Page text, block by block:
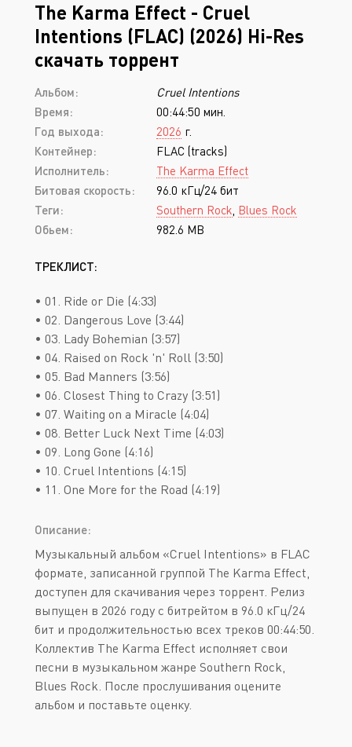
The Karma Effect - Cruel
Intentions (FLAC) (2026) Hi-Res
скачать торрент
Альбом:
Cruel Intentions
Время:
00:44:50 мин.
Год выхода:
2026 г.
Контейнер:
FLAC (tracks)
Исполнитель:
The Karma Effect
Битовая скорость:
96.0 кГц/24 бит
Теги:
Southern Rock Blues Rock
Обьем:
982.6 MB
ТРЕКЛИСТ:
• 01. Ride or Die (4:33)
• 02. Dangerous Love (3:44)
• 03. Lady Bohemian (3:57)
• 04. Raised on Rock 'n' Roll (3:50)
• 05. Bad Manners (3:56)
• 06. Closest Thing to Crazy (3:51)
• 07. Waiting on a Miracle (4:04)
• 08. Better Luck Next Time (4:03)
• 09. Long Gone (4:16)
• 10. Cruel Intentions (4:15)
• 11. One More for the Road (4:19)
Описание:
Музыкальный альбом «Cruel Intentions» в FLAC
формате, записанной группой The Karma Effect,
доступен для скачивания через торрент. Релиз
выпущен в 2026 году с битрейтом в 96.0 кГц/24
бит и продолжительностью всех треков 00:44:50.
Коллектив The Karma Effect исполняет свои
песни в музыкальном жанре Southern Rock,
Blues Rock. После прослушивания оцените
альбом и поставьте оценку.